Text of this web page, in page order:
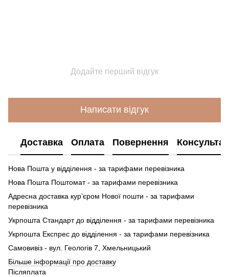
Додайте перший відгук
Написати відгук
Доставка Оплата Повернення
Нова Пошта у відділення - за тарифами перевізника
Нова Пошта Поштомат - за тарифами перевізника
Адресна доставка кур’єром Нової пошти - за тарифами
перевізника
Укрпошта Стандарт до відділення - за тарифами перевізника
Укрпошта Експрес до відділення - за тарифами перевізника
Самовивіз - вул. Геологів 7, Хмельницький
Більше інформації про доставку
Післяплата